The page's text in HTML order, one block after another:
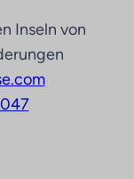
Inseln von